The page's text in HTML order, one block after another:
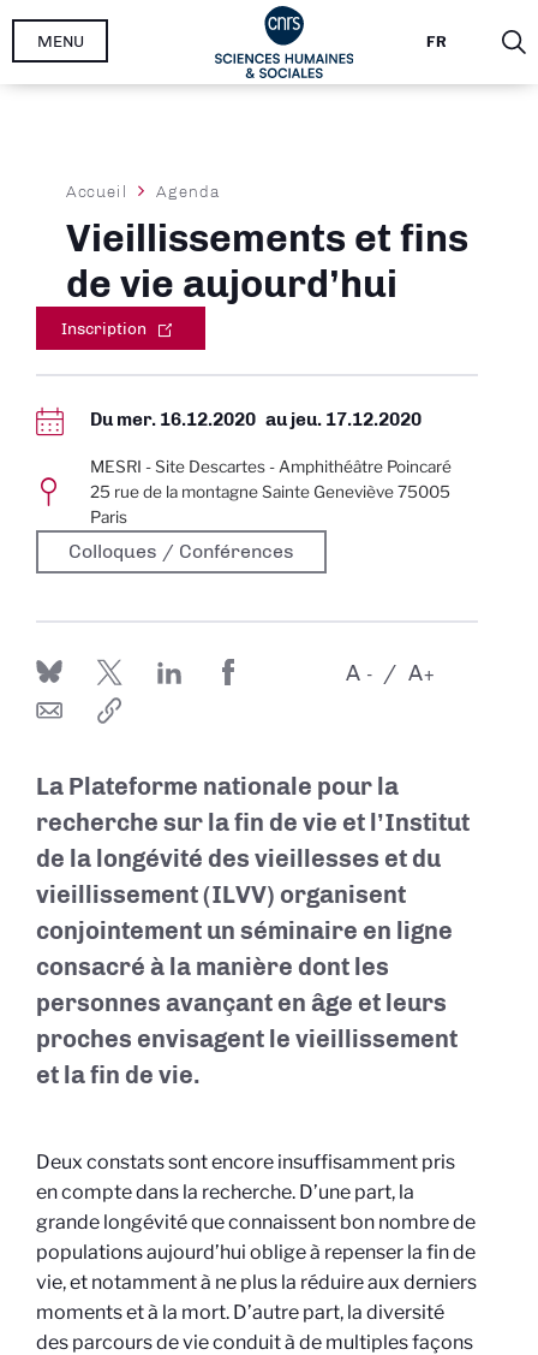
Aller
FR
MENU
Fil
d'Ariane
Accueil Agenda
Vieillissements et fins
de vie aujourd’hui
Inscription
Du mer. 16.12.2020 au jeu. 17.12.2020
MESRI - Site Descartes - Amphithéâtre Poincaré
25 rue de la montagne Sainte Geneviève 75005
Paris
Colloques / Conférences
-
A +
A
La Plateforme nationale pour la
recherche sur la fin de vie et l’Institut
de la longévité des vieillesses et du
vieillissement (ILVV) organisent
conjointement un séminaire en ligne
consacré à la manière dont les
personnes avançant en âge et leurs
proches envisagent le vieillissement
et la fin de vie.
Deux constats sont encore insuffisamment pris
en compte dans la recherche. D’une part, la
grande longévité que connaissent bon nombre de
populations aujourd’hui oblige à repenser la fin de
vie, et notamment à ne plus la réduire aux derniers
moments et à la mort. D’autre part, la diversité
des parcours de vie conduit à de multiples façons